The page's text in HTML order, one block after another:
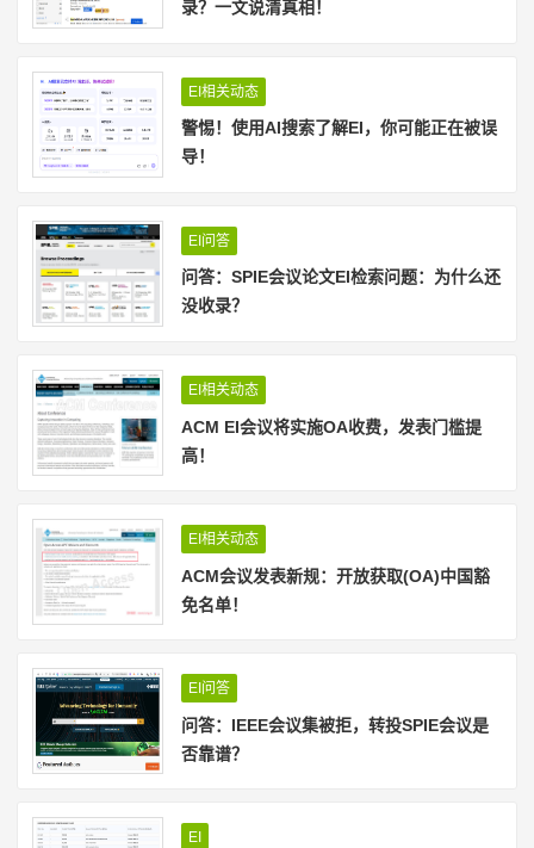
录？一文说清真相！
EI相关动态
警惕！使用AI搜索了解EI，你可能正在被误
导！
EI问答
问答：SPIE会议论文EI检索问题：为什么还
没收录？
EI相关动态
ACM EI会议将实施OA收费，发表门槛提
高！
EI相关动态
ACM会议发表新规：开放获取(OA)中国豁
免名单！
EI问答
问答：IEEE会议集被拒，转投SPIE会议是
否靠谱？
EI